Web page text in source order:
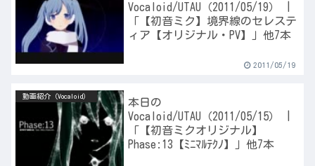
Vocaloid/UTAU（2011/05/19） |
「【初音ミク】境界線のセレステ
ィア【オリジナル・PV】」他7本
2011/05/19
動画紹介（Vocaloid）
本日の
Vocaloid/UTAU（2011/05/15） |
「【初音ミクオリジナル】
Phase:13【ﾐﾆﾏﾙﾃｸﾉ】」他7本